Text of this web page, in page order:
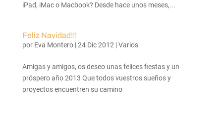
iPad, iMac o Macbook? Desde hace unos meses,...
Feliz Navidad!!!
por Eva Montero|24 Dic 2012|Varios
Amigas y amigos, os deseo unas felices fiestas y un
próspero año 2013 Que todos vuestros sueños y
proyectos encuentren su camino